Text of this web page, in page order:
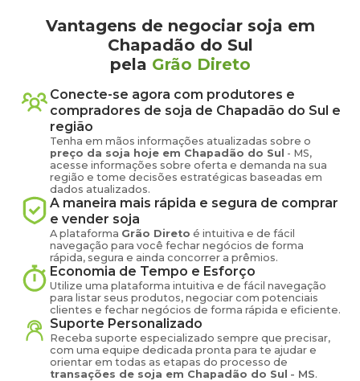
Vantagens de negociar soja em
Chapadão do Sul
pela Grão Direto
Conecte-se agora com produtores e
compradores de soja de Chapadão do Sul e
região
Tenha em mãos informações atualizadas sobre o
preço da soja hoje em Chapadão do Sul - MS,
acesse informações sobre oferta e demanda na sua
região e tome decisões estratégicas baseadas em
dados atualizados.
A maneira mais rápida e segura de comprar
e vender soja
A plataforma Grão Direto é intuitiva e de fácil
navegação para você fechar negócios de forma
rápida, segura e ainda concorrer a prêmios.
Economia de Tempo e Esforço
Utilize uma plataforma intuitiva e de fácil navegação
para listar seus produtos, negociar com potenciais
clientes e fechar negócios de forma rápida e eficiente.
Suporte Personalizado
Receba suporte especializado sempre que precisar,
com uma equipe dedicada pronta para te ajudar e
orientar em todas as etapas do processo de
transações de soja em Chapadão do Sul - MS.